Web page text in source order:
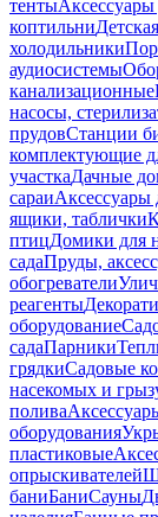
тенты
коптильни
холодильники
аудиосистемы
канализационные
насосы,
прудовСтанции
комплектующие
участкаДачные
сараиАксессуары
ящики, таблички
птицДомики для
садаПруды,
обогреватели
реагенты
оборудование
садаПарники
грядкиСадовые
насекомых и
полива
оборудования
пластиковые
опрыскивателей
баниБаниСауны